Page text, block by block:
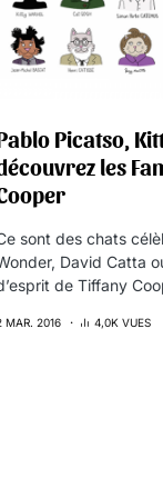
Picatso,
les
sont des chats
David Catta
de Tiffany
MAR. 2016 4,0K VUES